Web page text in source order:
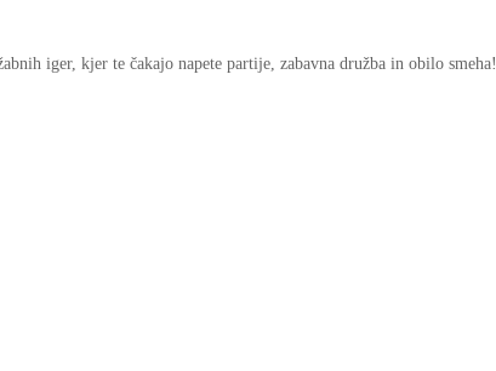
iger, kjer te čakajo napete partije, zabavna družba in obilo smeha!